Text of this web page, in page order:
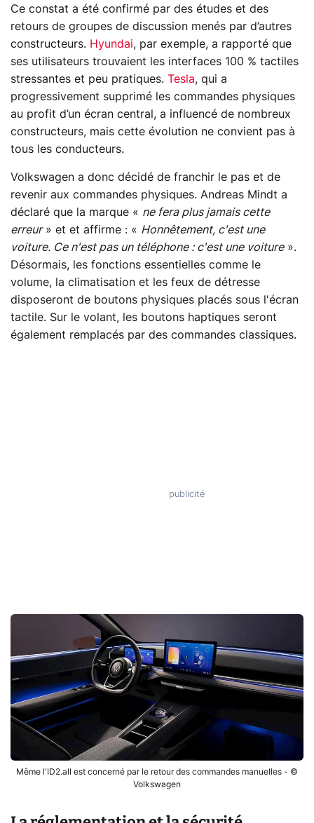
Ce constat a été confirmé par des études et des
retours de groupes de discussion menés par d’autres
constructeurs. Hyundai, par exemple, a rapporté que
ses utilisateurs trouvaient les interfaces 100 % tactiles
stressantes et peu pratiques. Tesla, qui a
progressivement supprimé les commandes physiques
au profit d’un écran central, a influencé de nombreux
constructeurs, mais cette évolution ne convient pas à
tous les conducteurs.
Volkswagen a donc décidé de franchir le pas et de
revenir aux commandes physiques. Andreas Mindt a
déclaré que la marque « ne fera plus jamais cette
erreur» et et affirme : « Honnêtement, c'est une
voiture. Ce n'est pas un téléphone : c'est une voiture».
Désormais, les fonctions essentielles comme le
volume, la climatisation et les feux de détresse
disposeront de boutons physiques placés sous l'écran
tactile. Sur le volant, les boutons haptiques seront
également remplacés par des commandes classiques.
Même l'ID2.all est concerné par le retour des commandes manuelles - ©
Volkswagen